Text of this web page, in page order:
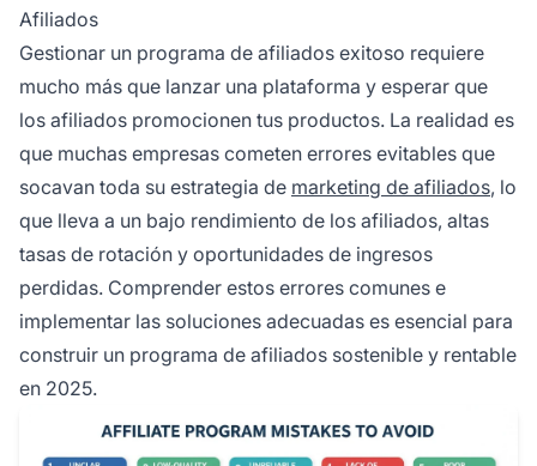
Afiliados
Gestionar un programa de afiliados exitoso requiere
mucho más que lanzar una plataforma y esperar que
los afiliados promocionen tus productos. La realidad es
que muchas empresas cometen errores evitables que
socavan toda su estrategia de marketing de afiliados, lo
que lleva a un bajo rendimiento de los afiliados, altas
tasas de rotación y oportunidades de ingresos
perdidas. Comprender estos errores comunes e
implementar las soluciones adecuadas es esencial para
construir un programa de afiliados sostenible y rentable
en 2025.